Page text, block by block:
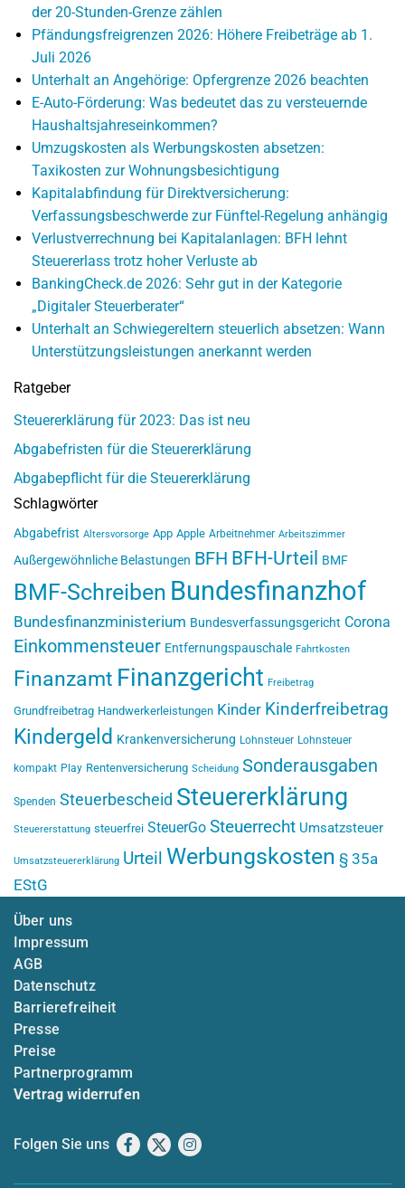
der 20-Stunden-Grenze zählen
Pfändungsfreigrenzen 2026: Höhere Freibeträge ab 1.
Juli 2026
Unterhalt an Angehörige: Opfergrenze 2026 beachten
E-Auto-Förderung: Was bedeutet das zu versteuernde
Haushaltsjahreseinkommen?
Umzugskosten als Werbungskosten absetzen:
Taxikosten zur Wohnungsbesichtigung
Kapitalabfindung für Direktversicherung:
Verfassungsbeschwerde zur Fünftel-Regelung anhängig
Verlustverrechnung bei Kapitalanlagen: BFH lehnt
Steuererlass trotz hoher Verluste ab
BankingCheck.de 2026: Sehr gut in der Kategorie
„Digitaler Steuerberater“
Unterhalt an Schwiegereltern steuerlich absetzen: Wann
Unterstützungsleistungen anerkannt werden
Ratgeber
Steuererklärung für 2023: Das ist neu
Abgabefristen für die Steuererklärung
Abgabepflicht für die Steuererklärung
Schlagwörter
Abgabefrist Altersvorsorge App Apple Arbeitnehmer Arbeitszimmer
Außergewöhnliche Belastungen BFH BFH-Urteil BMF
BMF-Schreiben Bundesfinanzhof
Bundesfinanzministerium Bundesverfassungsgericht Corona
Einkommensteuer Entfernungspauschale Fahrtkosten
Finanzamt Finanzgericht Freibetrag
Grundfreibetrag Handwerkerleistungen Kinder Kinderfreibetrag
Kindergeld Krankenversicherung Lohnsteuer Lohnsteuer
kompakt Play Rentenversicherung Scheidung Sonderausgaben
Spenden Steuerbescheid Steuererklärung
Steuererstattung steuerfrei SteuerGo Steuerrecht Umsatzsteuer
Umsatzsteuererklärung Urteil Werbungskosten § 35a
EStG
Über uns
Impressum
AGB
Datenschutz
Barrierefreiheit
Presse
Preise
Partnerprogramm
Vertrag widerrufen
Folgen Sie uns Facebook
X Instagram